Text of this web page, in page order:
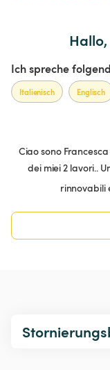
Ich spreche
Italienisch Englisch
Ciao sono
dei miei 2 lavori..
rinnovabili